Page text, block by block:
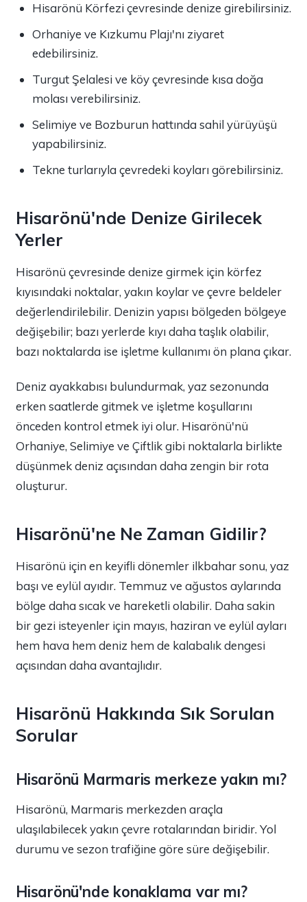
Hisarönü Körfezi çevresinde denize girebilirsiniz.
Orhaniye ve Kızkumu Plajı'nı ziyaret
edebilirsiniz.
Turgut Şelalesi ve köy çevresinde kısa doğa
molası verebilirsiniz.
Selimiye ve Bozburun hattında sahil yürüyüşü
yapabilirsiniz.
Tekne turlarıyla çevredeki koyları görebilirsiniz.
Hisarönü'nde Denize Girilecek
Yerler
Hisarönü çevresinde denize girmek için körfez
kıyısındaki noktalar, yakın koylar ve çevre beldeler
değerlendirilebilir. Denizin yapısı bölgeden bölgeye
değişebilir; bazı yerlerde kıyı daha taşlık olabilir,
bazı noktalarda ise işletme kullanımı ön plana çıkar.
Deniz ayakkabısı bulundurmak, yaz sezonunda
erken saatlerde gitmek ve işletme koşullarını
önceden kontrol etmek iyi olur. Hisarönü'nü
Orhaniye, Selimiye ve Çiftlik gibi noktalarla birlikte
düşünmek deniz açısından daha zengin bir rota
oluşturur.
Hisarönü'ne Ne Zaman Gidilir?
Hisarönü için en keyifli dönemler ilkbahar sonu, yaz
başı ve eylül ayıdır. Temmuz ve ağustos aylarında
bölge daha sıcak ve hareketli olabilir. Daha sakin
bir gezi isteyenler için mayıs, haziran ve eylül ayları
hem hava hem deniz hem de kalabalık dengesi
açısından daha avantajlıdır.
Hisarönü Hakkında Sık Sorulan
Sorular
Hisarönü Marmaris merkeze yakın mı?
Hisarönü, Marmaris merkezden araçla
ulaşılabilecek yakın çevre rotalarından biridir. Yol
durumu ve sezon trafiğine göre süre değişebilir.
Hisarönü'nde konaklama var mı?